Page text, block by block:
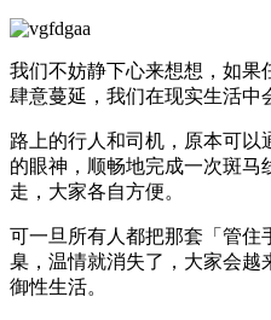
我们不妨静下心来想想，如果
肆意蔓延，我们在现实生活中
路上的行人和司机，原本可以
的眼神，顺畅地完成一次斑
走，大家各自方便。
可一旦所有人都把那套「管住
臬，温情就消失了，大家会越
御性生活。